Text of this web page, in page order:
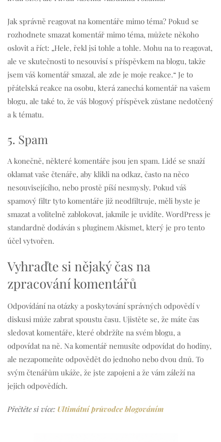
Jak správně reagovat na komentáře mimo téma? Pokud se
rozhodnete smazat komentář mimo téma, můžete někoho
oslovit a říct: „Hele, řekl jsi tohle a tohle. Mohu na to reagovat,
ale ve skutečnosti to nesouvisí s příspěvkem na blogu, takže
jsem váš komentář smazal, ale zde je moje reakce.“ Je to
přátelská reakce na osobu, která zanechá komentář na vašem
blogu, ale také to, že váš blogový příspěvek zůstane nedotčený
a k tématu.
5. Spam
A konečně, některé komentáře jsou jen spam. Lidé se snaží
oklamat vaše čtenáře, aby klikli na odkaz, často na něco
nesouvisejícího, nebo prostě píší nesmysly. Pokud váš
spamový filtr tyto komentáře již neodfiltruje, měli byste je
smazat a volitelně zablokovat, jakmile je uvidíte. WordPress je
standardně dodáván s pluginem Akismet, který je pro tento
účel vytvořen.
Vyhraďte si nějaký čas na
zpracování komentářů
Odpovídání na otázky a poskytování správných odpovědí v
diskusi může zabrat spoustu času. Ujistěte se, že máte čas
sledovat komentáře, které obdržíte na svém blogu, a
odpovídat na ně. Na komentář nemusíte odpovídat do hodiny,
ale nezapomeňte odpovědět do jednoho nebo dvou dnů. To
svým čtenářům ukáže, že jste zapojeni a že vám záleží na
jejich odpovědích.
Přečtěte si více: Ultimátní průvodce blogováním